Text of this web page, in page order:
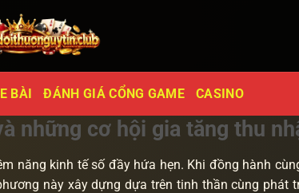
BÀI ĐÁNH GIÁ CỔNG GAME CASINO
những cơ hội gia tăng thu
năng kinh tế số đầy hứa hẹn. Khi đồng hành
này xây dựng dựa trên tinh thần cùng phát